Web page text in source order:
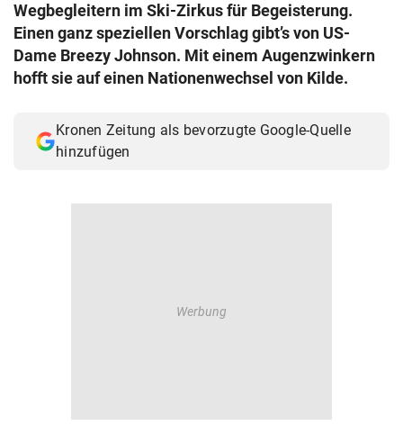
© Krone Multimedia GmbH & Co KG 2026
Muthgasse 2, 1190 Wien
Wegbegleitern im Ski-Zirkus für Begeisterung.
Einen ganz speziellen Vorschlag gibt’s von US-
Dame Breezy Johnson. Mit einem Augenzwinkern
hofft sie auf einen Nationenwechsel von Kilde.
Kronen Zeitung als bevorzugte Google-Quelle
hinzufügen